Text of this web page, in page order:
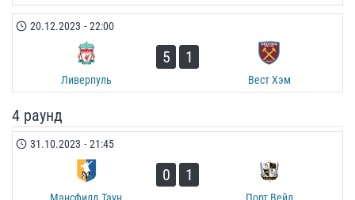
20.12.2023 - 22:00
Ливерпуль
5 1
Вест Хэм
4 раунд
31.10.2023 - 21:45
Мансфилд Таун
0 1
Порт Вейл